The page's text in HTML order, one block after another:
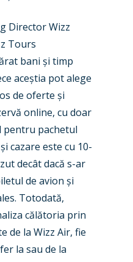
Director Wizz
Tours
bani și timp
aceștia pot alege
de oferte și
online, cu doar
pentru pachetul
cazare este cu 10-
decât dacă s-ar
de avion și
Totodată,
călătoria prin
de la Wizz Air, fie
la sau de la